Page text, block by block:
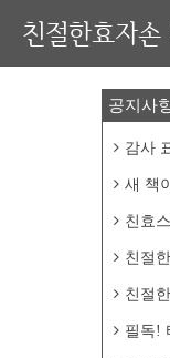
친절한효자
공지사
감사
새 책
친효
친절
친절
필독!